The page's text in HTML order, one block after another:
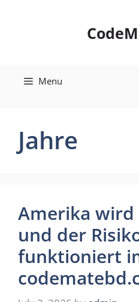
Menu
Jahre
Amerika wird
und der
funktioniert